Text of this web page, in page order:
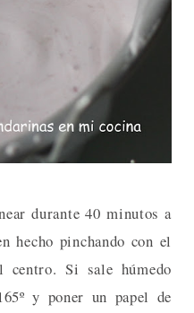
durante 40 minutos a
hecho pinchando con el
centro. Si sale húmedo
y poner un papel de